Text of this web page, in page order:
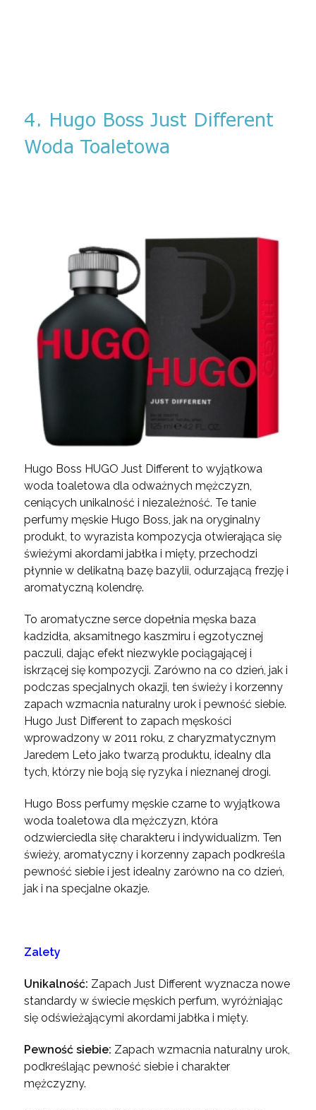
4. Hugo Boss Just Different
Woda Toaletowa
Hugo Boss HUGO Just Different to wyjątkowa
woda toaletowa dla odważnych mężczyzn,
ceniących unikalność i niezależność. Te tanie
perfumy męskie Hugo Boss, jak na oryginalny
produkt, to wyrazista kompozycja otwierająca się
świeżymi akordami jabłka i mięty, przechodzi
płynnie w delikatną bazę bazylii, odurzającą frezję i
aromatyczną kolendrę.
To aromatyczne serce dopełnia męska baza
kadzidła, aksamitnego kaszmiru i egzotycznej
paczuli, dając efekt niezwykle pociągającej i
iskrzącej się kompozycji. Zarówno na co dzień, jak i
podczas specjalnych okazji, ten świeży i korzenny
zapach wzmacnia naturalny urok i pewność siebie.
Hugo Just Different to zapach męskości
wprowadzony w 2011 roku, z charyzmatycznym
Jaredem Leto jako twarzą produktu, idealny dla
tych, którzy nie boją się ryzyka i nieznanej drogi.
Hugo Boss perfumy męskie czarne to wyjątkowa
woda toaletowa dla mężczyzn, która
odzwierciedla siłę charakteru i indywidualizm. Ten
świeży, aromatyczny i korzenny zapach podkreśla
pewność siebie i jest idealny zarówno na co dzień,
jak i na specjalne okazje.
Zalety
Unikalność: Zapach Just Different wyznacza nowe
standardy w świecie męskich perfum, wyróżniając
się odświeżającymi akordami jabłka i mięty.
Pewność siebie: Zapach wzmacnia naturalny urok,
podkreślając pewność siebie i charakter
mężczyzny.